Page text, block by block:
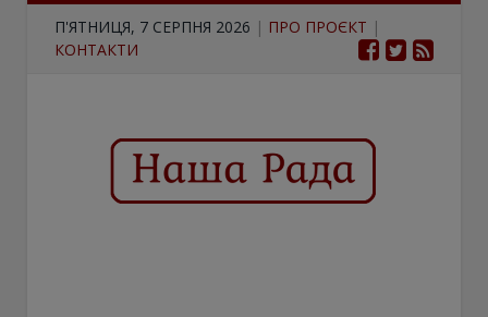
П'ЯТНИЦЯ, 7 СЕРПНЯ 2026 | ПРО ПРОЄКТ |
КОНТАКТИ